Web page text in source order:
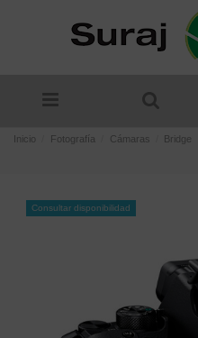
Inicio Fotografía Cámaras Bridge
Consultar disponibilidad